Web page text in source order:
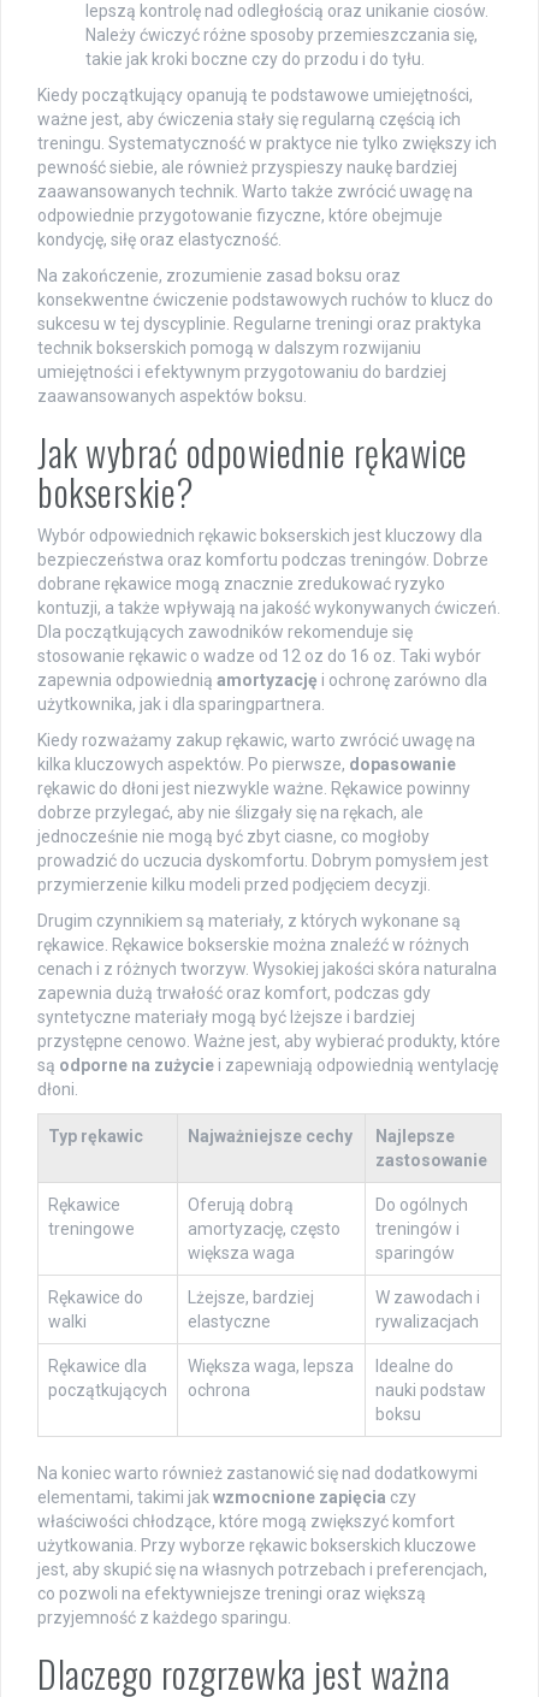
lepszą kontrolę nad odległością oraz unikanie ciosów.
Należy ćwiczyć różne sposoby przemieszczania się,
takie jak kroki boczne czy do przodu i do tyłu.
Kiedy początkujący opanują te podstawowe umiejętności,
ważne jest, aby ćwiczenia stały się regularną częścią ich
treningu. Systematyczność w praktyce nie tylko zwiększy ich
pewność siebie, ale również przyspieszy naukę bardziej
zaawansowanych technik. Warto także zwrócić uwagę na
odpowiednie przygotowanie fizyczne, które obejmuje
kondycję, siłę oraz elastyczność.
Na zakończenie, zrozumienie zasad boksu oraz
konsekwentne ćwiczenie podstawowych ruchów to klucz do
sukcesu w tej dyscyplinie. Regularne treningi oraz praktyka
technik bokserskich pomogą w dalszym rozwijaniu
umiejętności i efektywnym przygotowaniu do bardziej
zaawansowanych aspektów boksu.
Jak wybrać odpowiednie rękawice
bokserskie?
Wybór odpowiednich rękawic bokserskich jest kluczowy dla
bezpieczeństwa oraz komfortu podczas treningów. Dobrze
dobrane rękawice mogą znacznie zredukować ryzyko
kontuzji, a także wpływają na jakość wykonywanych ćwiczeń.
Dla początkujących zawodników rekomenduje się
stosowanie rękawic o wadze od 12 oz do 16 oz. Taki wybór
zapewnia odpowiednią amortyzację i ochronę zarówno dla
użytkownika, jak i dla sparingpartnera.
Kiedy rozważamy zakup rękawic, warto zwrócić uwagę na
kilka kluczowych aspektów. Po pierwsze, dopasowanie
rękawic do dłoni jest niezwykle ważne. Rękawice powinny
dobrze przylegać, aby nie ślizgały się na rękach, ale
jednocześnie nie mogą być zbyt ciasne, co mogłoby
prowadzić do uczucia dyskomfortu. Dobrym pomysłem jest
przymierzenie kilku modeli przed podjęciem decyzji.
Drugim czynnikiem są materiały, z których wykonane są
rękawice. Rękawice bokserskie można znaleźć w różnych
cenach i z różnych tworzyw. Wysokiej jakości skóra naturalna
zapewnia dużą trwałość oraz komfort, podczas gdy
syntetyczne materiały mogą być lżejsze i bardziej
przystępne cenowo. Ważne jest, aby wybierać produkty, które
są odporne na zużycie i zapewniają odpowiednią wentylację
dłoni.
Typ rękawic Najważniejsze cechy
Najlepsze
zastosowanie
Rękawice
treningowe
Oferują dobrą
amortyzację, często
większa waga
Do ogólnych
treningów i
sparingów
Rękawice do
walki
Lżejsze, bardziej
elastyczne
W zawodach i
rywalizacjach
Rękawice dla
początkujących
Większa waga, lepsza
ochrona
Idealne do
nauki podstaw
boksu
Na koniec warto również zastanowić się nad dodatkowymi
elementami, takimi jakwzmocnione zapięcia czy
właściwości chłodzące, które mogą zwiększyć komfort
użytkowania. Przy wyborze rękawic bokserskich kluczowe
jest, aby skupić się na własnych potrzebach i preferencjach,
co pozwoli na efektywniejsze treningi oraz większą
przyjemność z każdego sparingu.
Dlaczego rozgrzewka jest ważna